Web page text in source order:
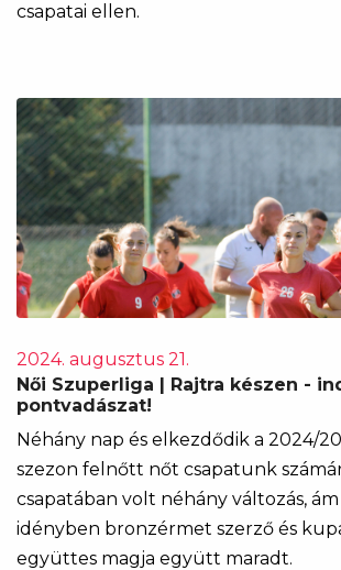
csapatai ellen.
2024. augusztus 21.
Női Szuperliga | Rajtra készen -
pontvadászat!
Néhány nap és elkezdődik a 2024/
szezon felnőtt nőt csapatunk
csapatában volt néhány változás,
idényben bronzérmet szerző és
együttes magja együtt maradt.